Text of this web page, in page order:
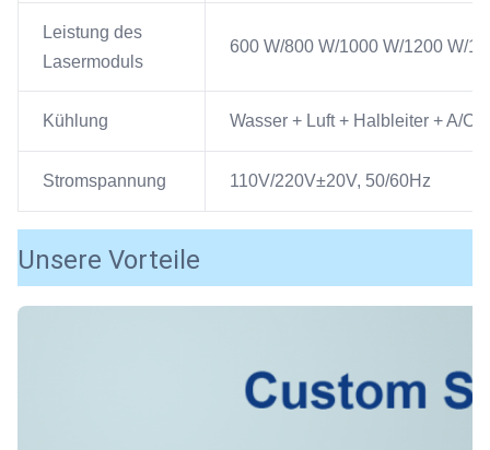
Leistung des
Lasermoduls
600 W/800 W/1000 W/1200 W/
Kühlung Wasser + Luft + Halbleiter + A/
Stromspannung 110V/220V±20V, 50/60Hz
Unsere Vorteile